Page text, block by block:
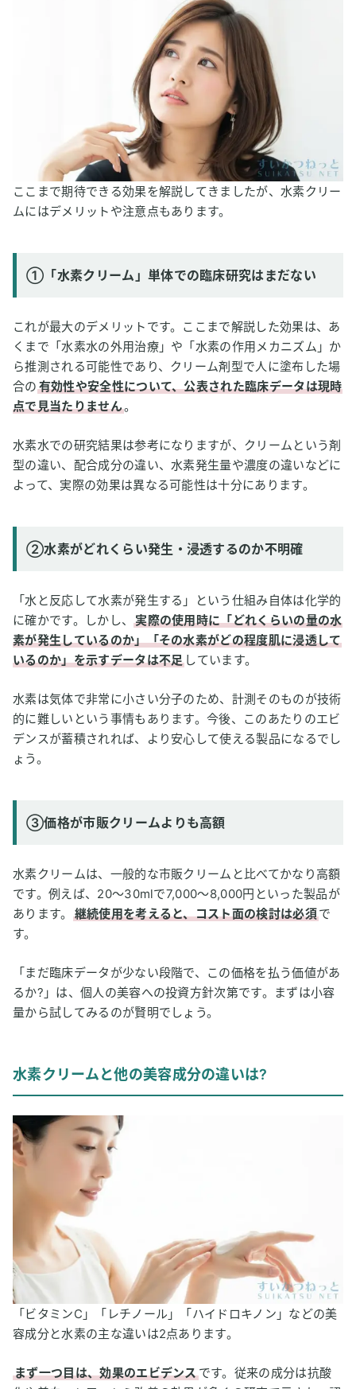
ここまで期待できる効果を解説してきましたが、水素クリー
ムにはデメリットや注意点もあります。
①「水素クリーム」単体での臨床研究はまだない
これが最大のデメリットです。ここまで解説した効果は、あ
くまで「水素水の外用治療」や「水素の作用メカニズム」か
ら推測される可能性であり、クリーム剤型で人に塗布した場
合の有効性や安全性について、公表された臨床データは現時
点で見当たりません。
水素水での研究結果は参考になりますが、クリームという剤
型の違い、配合成分の違い、水素発生量や濃度の違いなどに
よって、実際の効果は異なる可能性は十分にあります。
②水素がどれくらい発生・浸透するのか不明確
「水と反応して水素が発生する」という仕組み自体は化学的
に確かです。しかし、実際の使用時に「どれくらいの量の水
素が発生しているのか」「その水素がどの程度肌に浸透して
いるのか」を示すデータは不足 しています。
水素は気体で非常に小さい分子のため、計測そのものが技術
的に難しいという事情もあります。今後、このあたりのエビ
デンスが蓄積されれば、より安心して使える製品になるでし
ょう。
③価格が市販クリームよりも高額
水素クリームは、一般的な市販クリームと比べてかなり高額
です。例えば、20〜30mlで7,000〜8,000円といった製品が
あります。
継続使用を考えると、コスト面の検討は必須で
す。
「まだ臨床データが少ない段階で、この価格を払う価値があ
るか?」は、個人の美容への投資方針次第です。まずは小容
量から試してみるのが賢明でしょう。
水素クリームと他の美容成分の違いは?
「ビタミンC」「レチノール」「ハイドロキノン」などの美
容成分と水素の主な違いは2点あります。
まず一つ目は、効果のエビデンスです。従来の成分は抗酸